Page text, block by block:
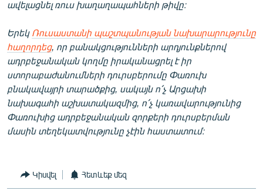
ավելացնել ռուս խաղաղապահների թիվը։
Երեկ Ռուսաստանի պաշտպանության նախարարությունը
հաղորդեց, որ բանակցությունների արդյունքներով
ադրբեջանական կողմը իրականացրել է իր
ստորաբաժանումների դուրսբերումը Փառուխ
բնակավայրի տարածքից, սակայն ո՛չ Արցախի
նախագահի աշխատակազմից, ո՛չ կառավարությունից
Փառուխից ադրբեջանական զորքերի դուրսբերման
մասին տեղեկատվությունը չէին հաստատում։
Կիսվել Հետևեք մեզ